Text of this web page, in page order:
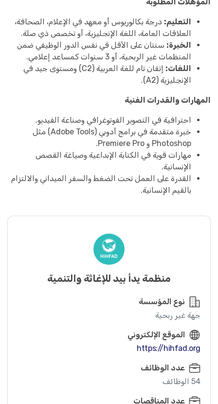
التعليم: درجة بكالوريوس أو معهد في الإعلام، الصحافة،
العلاقات العامة، اللغة الإنجليزية، أو تخصص ذي صلة.
الخبرة: سنتان على الأقل في نفس الدور الوظيفي ضمن
المنظمات غير الربحية، أو 3 سنوات كمساعد إعلامي.
اللغات:
إتقان تام للغة العربية (C2) ومستوى جيد في
الإنجليزية (A2).
المهارات والقدرات الفنية
احترافية في التصوير الفوتوغرافي وصناعة الفيديو.
خبرة متقدمة في برامج أدوبي (Adobe Tools) مثل
Photoshop و Premiere Pro.
مهارات قوية في الكتابة الإبداعية وصياغة القصص
الإنسانية.
القدرة على العمل تحت الضغط والسفر الميداني والالتزام
بالقيم الإنسانية.
منظمة يدأ بيد للإغاثة والتنمية
نوع المؤسسة
جهة غير ربحية
الموقع الإلكتروني
https://hihfad.org
عدد الوظائف
54 الوظائف
عدد المناقصات